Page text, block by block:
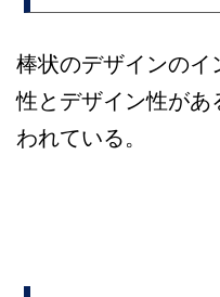
棒状のデザインの
性とデザイン性があ
われている。